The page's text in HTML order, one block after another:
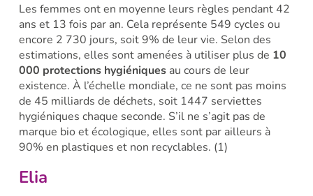
Les femmes ont en moyenne leurs règles pendant 42
ans et 13 fois par an. Cela représente 549 cycles ou
encore 2 730 jours, soit 9% de leur vie. Selon des
estimations, elles sont amenées à utiliser plus de 10
000 protections hygiéniquesau cours de leur
existence. À l’échelle mondiale, ce ne sont pas moins
de 45 milliards de déchets, soit 1447 serviettes
hygiéniques chaque seconde. S’il ne s’agit pas de
marque bio et écologique, elles sont par ailleurs à
90% en plastiques et non recyclables. (1)
Elia